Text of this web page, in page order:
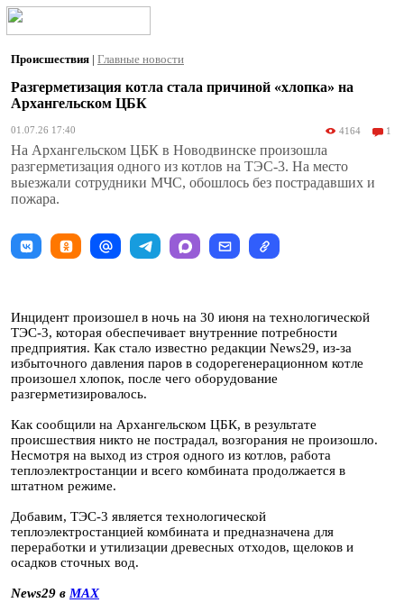
Происшествия | Главные новости
Разгерметизация котла стала причиной «хлопка» на
Архангельском ЦБК
01.07.26 17:40 4164 1
На Архангельском ЦБК в Новодвинске произошла
разгерметизация одного из котлов на ТЭС-3. На место
выезжали сотрудники МЧС, обошлось без пострадавших и
пожара.
Инцидент произошел в ночь на 30 июня на технологической
ТЭС-3, которая обеспечивает внутренние потребности
предприятия. Как стало известно редакции News29, из-за
избыточного давления паров в содорегенерационном котле
произошел хлопок, после чего оборудование
разгерметизировалось.
Как сообщили на Архангельском ЦБК, в результате
происшествия никто не пострадал, возгорания не произошло.
Несмотря на выход из строя одного из котлов, работа
теплоэлектростанции и всего комбината продолжается в
штатном режиме.
Добавим, ТЭС-3 является технологической
теплоэлектростанцией комбината и предназначена для
переработки и утилизации древесных отходов, щелоков и
осадков сточных вод.
News29 в MAX